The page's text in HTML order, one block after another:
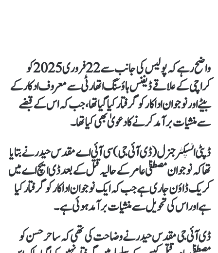
واضح رہےکہ پولیس کی جانب سے 22 فروری 2025 کو
کراچی کے علاقے ڈیفنس ہاؤسنگ اتھارٹی سے معروف ادکار کے
بیٹےاور نوجوان اداکار کو گرفتار کیاگیا تھا، جب کہ اس کے قبضے
سے منشیات برآمد کرنے کا دعویٰ بھی کیا تھا۔
ڈپٹی انسپکٹر جنرل (ڈی آئی جی) سی آئی اے مقدس حیدر نے بتایا
تھاکہ نوجوان مصطفیٰ عامر کے حالیہ قتل کےبعد ڈی ایچ اے میں
کریک ڈاؤن جاری ہے جب کہ ایک نوجوان اداکار کو گرفتار کیا
ہےاور اس کی تحویل سے منشیات برآمد ہوئی ہے۔
ڈی آئی جی مقدس حیدر نےوضاحت کی تھی کہ ساحر حسن کو